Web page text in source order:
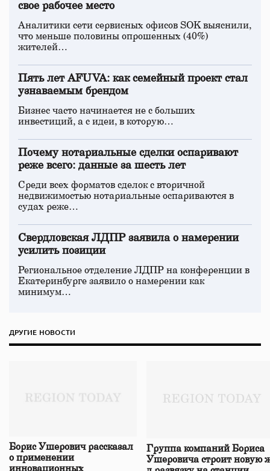
свое рабочее место
Аналитики сети сервисных офисов SOK выяснили,
что меньше половины опрошенных (40%)
жителей…
Пять лет AFUVA: как семейный проект стал
узнаваемым брендом
Бизнес часто начинается не с больших
инвестиций, а с идеи, в которую…
Почему нотариальные сделки оспаривают
реже всего: данные за шесть лет
Среди всех форматов сделок с вторичной
недвижимостью нотариальные оспариваются в
судах реже…
Свердловская ЛДПР заявила о намерении
усилить позиции
Региональное отделение ЛДПР на конференции в
Екатеринбурге заявило о намерении как
минимум…
ДРУГИЕ НОВОСТИ
Борис Ушерович рассказал
о применении
инновационных
Группа компаний Бориса
Ушеровича строит новую